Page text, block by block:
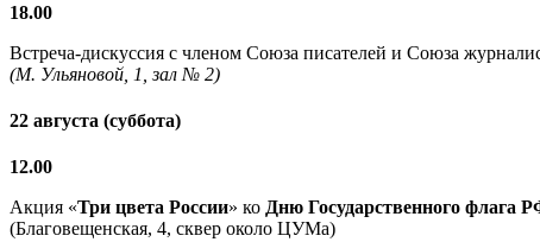
18.00
Встреча-дискуссия с членом Союза писателей и Союза
(М. Ульяновой, 1, зал № 2)
22 августа (суббота)
12.00
Акция «Три цвета России» ко Дню Государственного флага
(Благовещенская, 4, сквер около ЦУМа)